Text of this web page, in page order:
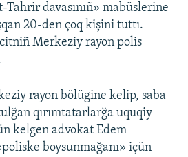
davasınıñ» mabüslerine
20-den çoq kişini tuttı.
Merkeziy rayon polis
rayon bölügine kelip, saba
qırımtatarlarğa uquqiy
kelgen advokat Edem
boysunmağanı» içün